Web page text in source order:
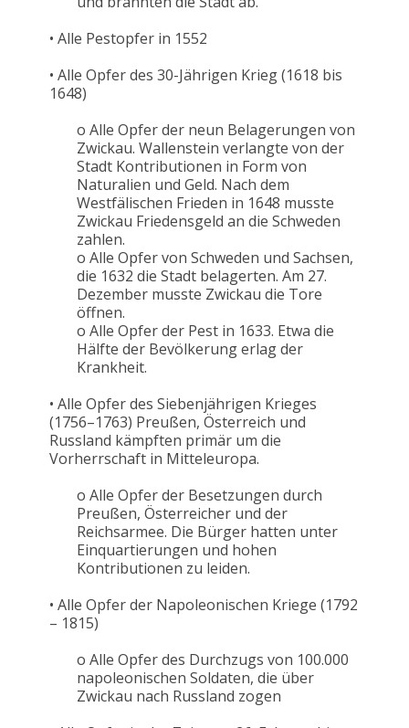
• Alle Pestopfer in 1552
• Alle Opfer des 30-Jährigen Krieg (1618 bis
1648)
o Alle Opfer der neun Belagerungen von
Zwickau. Wallenstein verlangte von der
Stadt Kontributionen in Form von
Naturalien und Geld. Nach dem
Westfälischen Frieden in 1648 musste
Zwickau Friedensgeld an die Schweden
zahlen.
o Alle Opfer von Schweden und Sachsen,
die 1632 die Stadt belagerten. Am 27.
Dezember musste Zwickau die Tore
öffnen.
o Alle Opfer der Pest in 1633. Etwa die
Hälfte der Bevölkerung erlag der
Krankheit.
• Alle Opfer des Siebenjährigen Krieges
(1756–1763) Preußen, Österreich und
Russland kämpften primär um die
Vorherrschaft in Mitteleuropa.
o Alle Opfer der Besetzungen durch
Preußen, Österreicher und der
Reichsarmee. Die Bürger hatten unter
Einquartierungen und hohen
Kontributionen zu leiden.
• Alle Opfer der Napoleonischen Kriege (1792
– 1815)
o Alle Opfer des Durchzugs von 100.000
napoleonischen Soldaten, die über
Zwickau nach Russland zogen